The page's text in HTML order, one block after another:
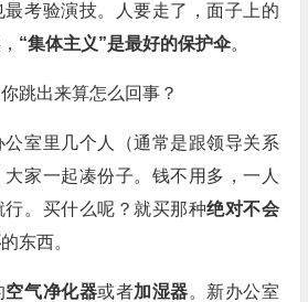
考验演技。人要走了，面子上的
“集体主义”是最好的保护伞。
跳出来算怎么回事？
室里几个人（通常是跟领导关系
家一起凑份子。钱不用多，一人
。买什么呢？就买那种绝对不会
的东西。
空气净化器或者加湿器。新办公室